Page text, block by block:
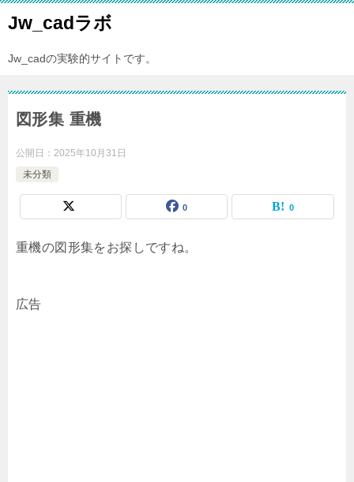
Jw_cadラボ
Jw_cadの実験的サイトです。
図形集 重機
公開日： 2025年10月31日
未分類
0 0
重機の図形集をお探しですね。
広告